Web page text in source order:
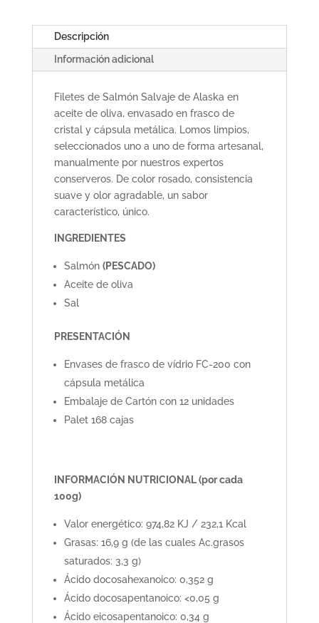
ALASKA
MSC
OLIVA
cantidad
Descripción
Información adicional
Filetes de Salmón Salvaje de Alaska en
aceite de oliva, envasado en frasco de
cristal y cápsula metálica. Lomos limpios,
seleccionados uno a uno de forma artesanal,
manualmente por nuestros expertos
conserveros. De color rosado, consistencia
suave y olor agradable, un sabor
característico, único.
INGREDIENTES
Salmón (PESCADO)
Aceite de oliva
Sal
PRESENTACIÓN
Envases de frasco de vídrio FC-200 con
cápsula metálica
Embalaje de Cartón con 12 unidades
Palet 168 cajas
INFORMACIÓN NUTRICIONAL (por cada
100g)
Valor energético: 974,82 KJ / 232,1 Kcal
Grasas: 16,9 g (de las cuales Ac.grasos
saturados: 3,3 g)
Ácido docosahexanoico: 0,352 g
Ácido docosapentanoico: <0,05 g
Ácido eicosapentanoico: 0,34 g